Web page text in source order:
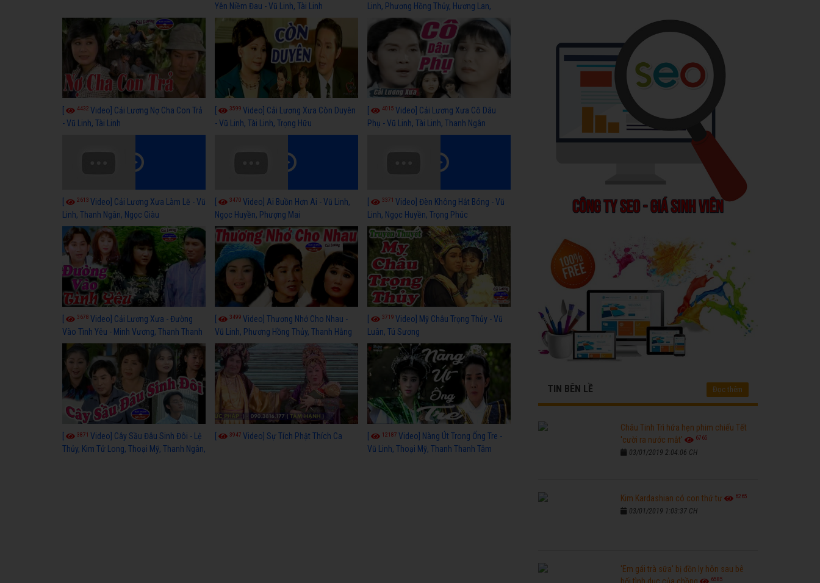
Yên Niềm Đau - Vũ Linh, Tài Linh
Linh, Phương Hồng Thủy, Hương Lan,
Thanh Hằng
4432 Video] Cải Lương Nợ Cha Con Trả
- Vũ Linh, Tài Linh
3599 Video] Cải Lương Xưa Còn Duyên
- Vũ Linh, Tài Linh, Trọng Hữu
4015 Video] Cải Lương Xưa Cô Dâu
Phụ - Vũ Linh, Tài Linh, Thanh Ngân
2613 Video] Cải Lương Xưa Làm Lẽ - Vũ
Linh, Thanh Ngân, Ngọc Giàu
3470 Video] Ai Buồn Hơn Ai - Vũ Linh,
Ngọc Huyền, Phượng Mai
3371 Video] Đèn Không Hắt Bóng - Vũ
Linh, Ngọc Huyền, Trọng Phúc
3678 Video] Cải Lương Xưa - Đường
Vào Tình Yêu - Minh Vương, Thanh Thanh
Tâm, Kim Tử Long, Thoại Mỹ, Thanh Ngân
3499 Video] Thương Nhớ Cho Nhau -
Vũ Linh, Phương Hồng Thủy, Thanh Hằng
3719 Video] Mỹ Châu Trọng Thủy - Vũ
Luân, Tú Sương
3871 Video] Cây Sầu Đâu Sinh Đôi - Lệ
Thủy, Kim Tử Long, Thoại Mỹ, Thanh Ngân,
3947 Video] Sự Tích Phật Thích Ca 12187 Video] Nàng Út Trong Ống Tre -
Vũ Linh, Thoại Mỹ, Thanh Thanh Tâm
TIN BÊN LỀ Đọc thêm
Châu Tinh Trì hứa hẹn phim chiếu Tết
'cười ra nước mắt'
6765
03/01/2019 2:04:06 CH
Kim Kardashian có con thứ tư 6265
03/01/2019 1:03:37 CH
'Em gái trà sữa' bị đồn ly hôn sau bê
6585